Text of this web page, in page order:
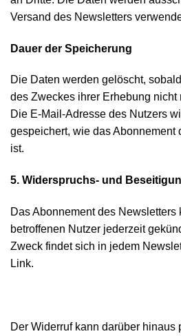
Versand des Newsletters
Dauer der Speicherung
Die Daten werden gelöscht,
des Zweckes ihrer Erhebung nicht
Die E-Mail-Adresse des Nutzers
gespeichert, wie das Abonnement
ist.
5. Widerspruchs- und
Das Abonnement des Newsletters
betroffenen Nutzer jederzeit
Zweck findet sich in jedem
Link.
Der Widerruf kann darüber hinaus